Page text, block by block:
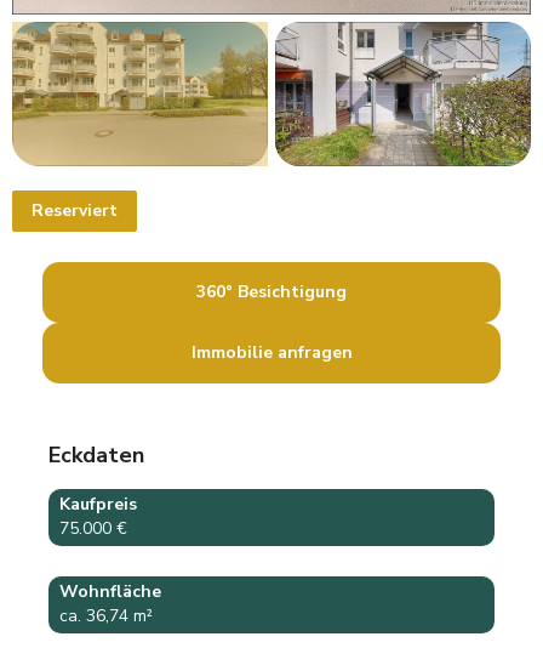
Reserviert
360° Besichtigung
Immobilie anfragen
Eckdaten
Kaufpreis
75.000 €
Wohnfläche
ca. 36,74 m²